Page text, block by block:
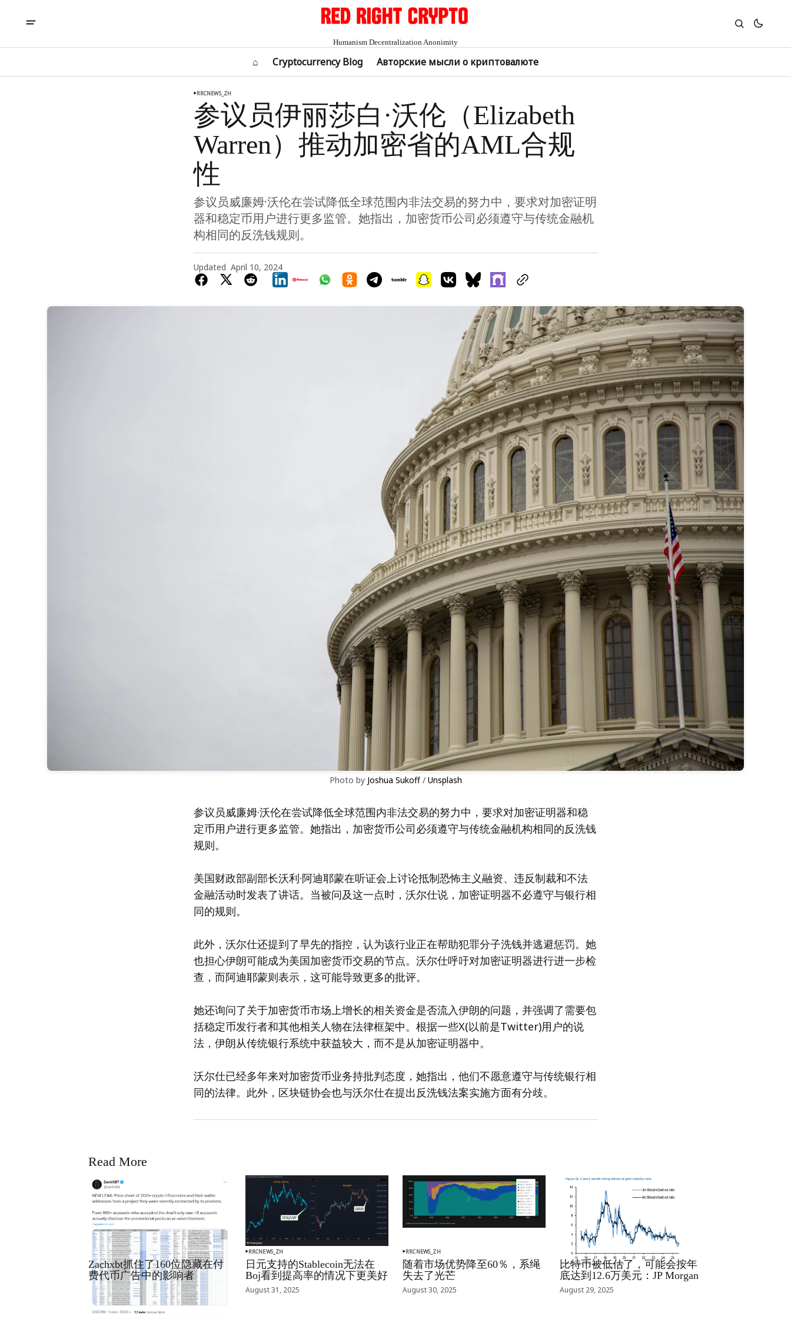
Humanism Decentralization Anonimity
⌂ Cryptocurrency Blog Авторские мысли о криптовалюте
RRCNEWS_ZH
参议员伊丽莎白·沃伦（Elizabeth
Warren）推动加密省的AML合规
性
参议员威廉姆·沃伦在尝试降低全球范围内非法交易的努力中，要求对加密证明
器和稳定币用户进行更多监管。她指出，加密货币公司必须遵守与传统金融机
构相同的反洗钱规则。
Updated April 10, 2024
Photo by Joshua Sukoff / Unsplash
参议员威廉姆·沃伦在尝试降低全球范围内非法交易的努力中，要求对加密证明器和稳
定币用户进行更多监管。她指出，加密货币公司必须遵守与传统金融机构相同的反洗钱
规则。
美国财政部副部长沃利·阿迪耶蒙在听证会上讨论抵制恐怖主义融资、违反制裁和不法
金融活动时发表了讲话。当被问及这一点时，沃尔仕说，加密证明器不必遵守与银行相
同的规则。
此外，沃尔仕还提到了早先的指控，认为该行业正在帮助犯罪分子洗钱并逃避惩罚。她
也担心伊朗可能成为美国加密货币交易的节点。沃尔仕呼吁对加密证明器进行进一步检
查，而阿迪耶蒙则表示，这可能导致更多的批评。
她还询问了关于加密货币市场上增长的相关资金是否流入伊朗的问题，并强调了需要包
括稳定币发行者和其他相关人物在法律框架中。根据一些X(以前是Twitter)用户的说
法，伊朗从传统银行系统中获益较大，而不是从加密证明器中。
沃尔仕已经多年来对加密货币业务持批判态度，她指出，他们不愿意遵守与传统银行相
同的法律。此外，区块链协会也与沃尔仕在提出反洗钱法案实施方面有分歧。
Read More
RRCNEWS_ZH
Zachxbt抓住了160位隐藏在付
费代币广告中的影响者
September 01, 2025
RRCNEWS_ZH
日元支持的Stablecoin无法在
Boj看到提高率的情况下更美好
August 31, 2025
RRCNEWS_ZH
随着市场优势降至60％，系绳
失去了光芒
August 30, 2025
RRCNEWS_ZH
比特币被低估了，可能会按年
底达到12.6万美元：JP Morgan
August 29, 2025